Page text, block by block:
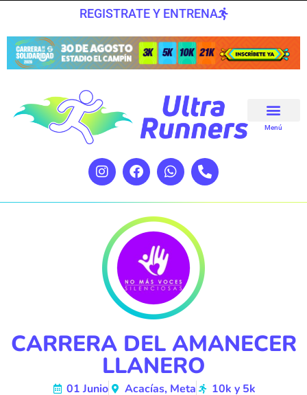
REGISTRATE Y ENTRENA
Menú
CARRERA DEL AMANECER
LLANERO
01 Junio Acacías, Meta 10k y 5k